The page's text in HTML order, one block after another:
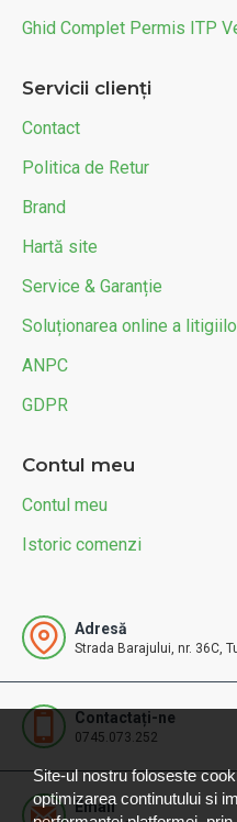
Site-ul nostru foloseste
optimizarea continutului si
Ghid Complet Permis ITP
Servicii clienți
Contact
Politica de Retur
Brand
Hartă site
Service & Garanție
Soluționarea online a
ANPC
GDPR
Contul meu
Contul meu
Istoric comenzi
Adresă
Strada Barajului, nr. 36C,
Contactați-ne
0745.073.252
Email